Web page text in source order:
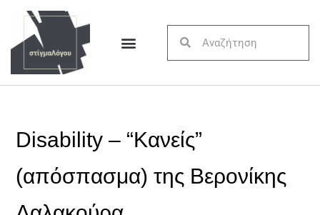
Disability – “Κανείς”
(απόσπασμα) της Βερονίκης